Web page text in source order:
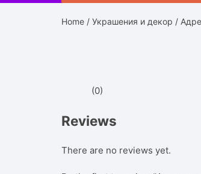
Home / Украшения и декор /
(0)
Reviews
There are no reviews yet.